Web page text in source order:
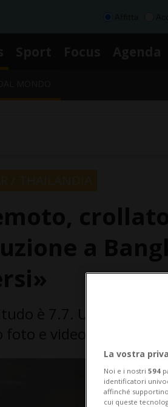
è 7.7. Una
La vostra
Noi e i nostri 594
identificatori
affinché
cui queste